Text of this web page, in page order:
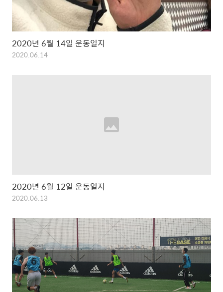
2020년 6월 14일 운동일지
2020.06.14
2020년 6월 12일 운동일지
2020.06.13